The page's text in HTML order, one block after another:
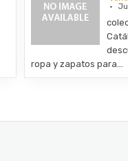
ropa y zapatos para…